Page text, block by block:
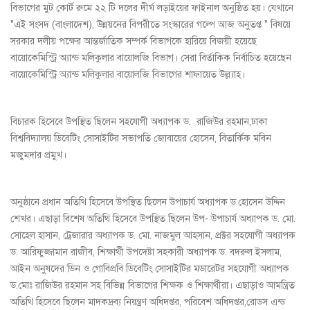
বিভাগের মুট কোর্ট রুমে ২২ টি দলের দীর্ঘ লড়াইয়ের ফাইনাল অনুষ্ঠিত হয়। যেখানে
"এই সংসদ (বাংলাদেশ), উন্নয়নের বিপরীতে সংস্কারের গল্পে আজ অনুতপ্ত " বিষয়ে
সরকার দলীয় পক্ষের আন্তর্জাতিক সম্পর্ক বিভাগকে হারিয়ে বিজয়ী হয়েছে
বায়োকেমিস্ট্রি অ্যান্ড মলিকুলার বায়োলজি বিভাগ। সেরা বির্তাকিক নির্বাচিত হয়েছেন
বায়োকেমিস্ট্রি অ্যান্ড মলিকুলার বায়োলজি বিভাগের শাফায়েত উল্ল্যাহ।
বিচারক হিসেবে উপস্থিত ছিলেন সহযোগী অধ্যাপক ড. রাজিউর রহমান,ঢাকা
বিশ্ববিদ্যালয় ডিবেটিং সোসাইটির সভাপতি জোবায়ের হোসেন, বিতার্কিক মবিন
মজুমদার প্রমুখ।
অনুষ্ঠানে প্রধান অতিথি হিসেবে উপস্থিত ছিলেন উপাচার্য অধ্যাপক ড.হোসেন উদ্দিন
শেখর। এছাড়া বিশেষ অতিথি হিসেবে উপস্থিত ছিলেন উপ- উপাচার্য অধ্যাপক ড. মো.
সোহেল হাসান, ট্রেজারার অধ্যাপক ড. মো. নাজমুল আহসান, প্রক্টর সহযোগী অধ্যাপক
ড. আরিফুজ্জামান রাজীব, শিক্ষার্থী উপদেষ্টা সহকারী অধ্যাপক ড. বদরুল ইসলাম,
আইন অনুষদের ডিন ও গোবিপ্রবি ডিবেটিং সোসাইটির মডারেটর সহযোগী অধ্যাপক
ড.মোঃ রাজিউর রহমান সহ বিভিন্ন বিভাগের শিক্ষক ও শিক্ষার্থীরা। এছাড়াও আমন্ত্রিত
অতিথি হিসেবে ছিলেন মাদকদ্রব্য নিয়ন্ত্রণ অধিদপ্তর, পরিবেশ অধিদপ্তর,রোডস এন্ড